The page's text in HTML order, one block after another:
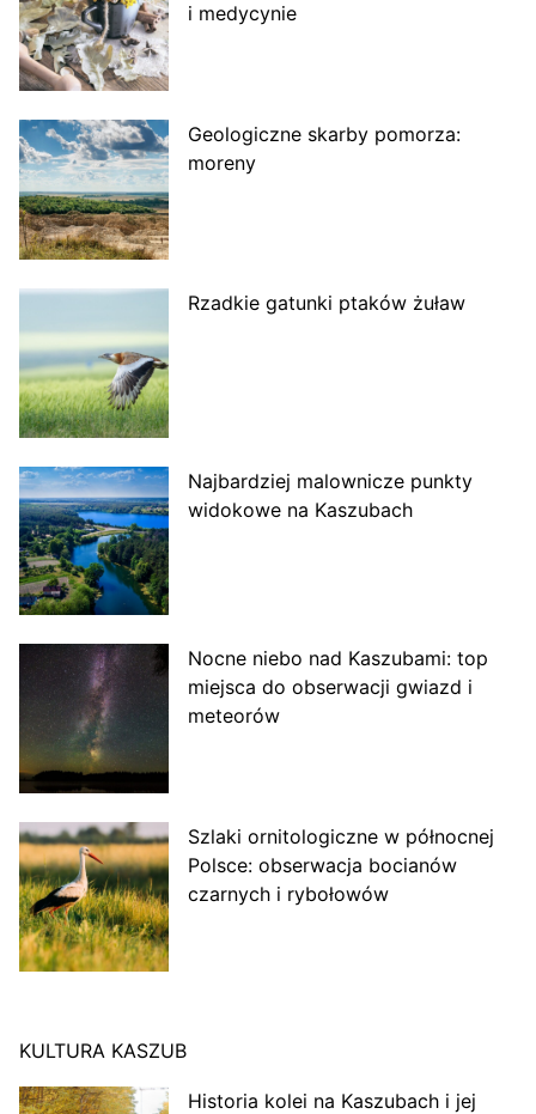
i medycynie
Geologiczne skarby pomorza:
moreny
Rzadkie gatunki ptaków żuław
Najbardziej malownicze punkty
widokowe na Kaszubach
Nocne niebo nad Kaszubami: top
miejsca do obserwacji gwiazd i
meteorów
Szlaki ornitologiczne w północnej
Polsce: obserwacja bocianów
czarnych i rybołowów
KULTURA KASZUB
Historia kolei na Kaszubach i jej